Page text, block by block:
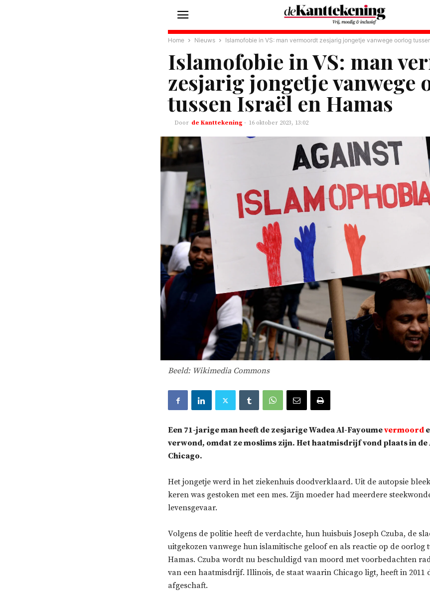
Home Nieuws Islamofobie in VS: man vermoordt zesjarig jongetje vanwege oorlog
Islamofobie in VS: man
zesjarig jongetje vanwege
tussen Israël en Hamas
de Kanttekening - 16 oktober 2023, 13:02
Beeld: Wikimedia Commons
Een 71-jarige man heeft de zesjarige Wadea Al-Fayoumevermoord
verwond, omdat ze moslims zijn. Het haatmisdrijf vond plaats in de
Chicago.
Het jongetje werd in het ziekenhuis doodverklaard. Uit de autopsie
keren was gestoken met een mes. Zijn moeder had meerdere
levensgevaar.
Volgens de politie heeft de verdachte, hun huisbuis Joseph Czuba, de
uitgekozen vanwege hun islamitische geloof en als reactie op de oorlog
Hamas. Czuba wordt nu beschuldigd van moord met voorbedachten
van een haatmisdrijf. Illinois, de staat waarin Chicago ligt, heeft in 2011
afgeschaft.